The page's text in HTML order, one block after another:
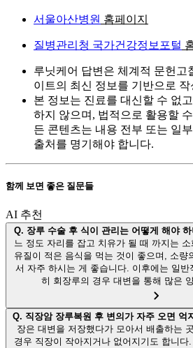
서울아산병원 홈페이지
질병관리청 국가건강정보포털
루닛케어 답변은 체계적 문헌고
이트의 최신 정보를 기반으로
본 정보는 진료를 대신할 수 없
하지 않으며, 법적으로 활용할
든 콘텐츠는 내용 전부 또는 일
출처를 명기해야 합니다.
함께 보면 좋은 질문들
AI 추천
Q. 장루 수술 후 식이 관리는 어떻게 해야
느 정도 자리를 잡고 치유가 될 때 까지는
유질이 적은 음식을 먹는 것이 좋으며, 소량
서 자주 하시는 게 좋습니다. 이후에는 일반
히 회장루의 경우 대변을 통해 많은
Q. 직장암 장루복원 후 변의가 자주 오면 억
장은 대변을 저장했다가 모아서 배출하는
경우 직장이 작아지거나 없어지기도 합니